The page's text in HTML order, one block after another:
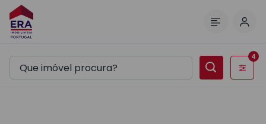
Filtros
4